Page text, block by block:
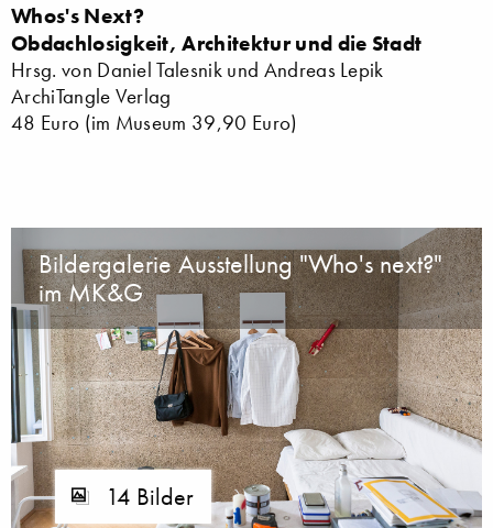
Whos's Next?
Obdachlosigkeit, Architektur und die Stadt
Hrsg. von Daniel Talesnik und Andreas Lepik
ArchiTangle Verlag
48 Euro (im Museum 39,90 Euro)
Bildergalerie Ausstellung "Who's next?"
im MK&G
14 Bilder